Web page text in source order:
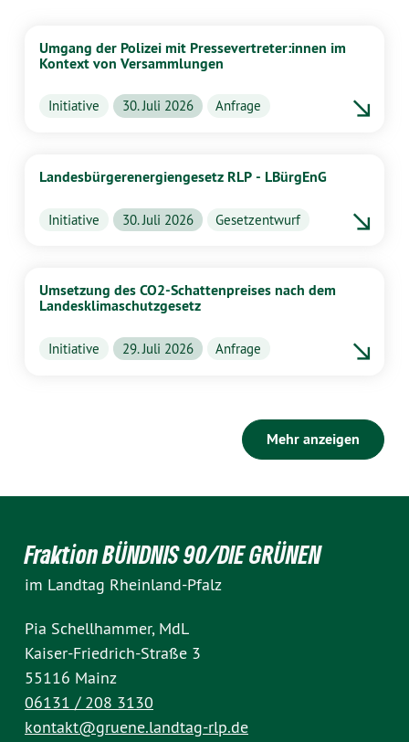
Umgang der Polizei mit Pressevertreter:innen im
Kontext von Versammlungen
Initiative 30. Juli 2026 Anfrage
Landesbürgerenergiengesetz RLP - LBürgEnG
Initiative 30. Juli 2026 Gesetzentwurf
Umsetzung des CO2-Schattenpreises nach dem
Landesklimaschutzgesetz
Initiative 29. Juli 2026 Anfrage
Mehr anzeigen
Fraktion BÜNDNIS 90/DIE GRÜNEN
im Landtag Rheinland-Pfalz
Pia Schellhammer, MdL
Kaiser-Friedrich-Straße 3
55116 Mainz
06131 / 208 3130
kontakt@gruene.landtag-rlp.de